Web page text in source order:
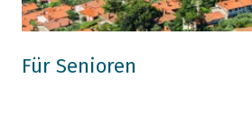
Für Senioren